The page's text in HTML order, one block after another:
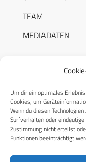
Um dir ein optimales
Cookies, um
Wenn du diesen
Surfverhalten oder
Zustimmung nicht erteilst
Funktionen beeinträchtigt
TEAM
MEDIADATEN
RECHTLICHES
Cookie-Richtlinie